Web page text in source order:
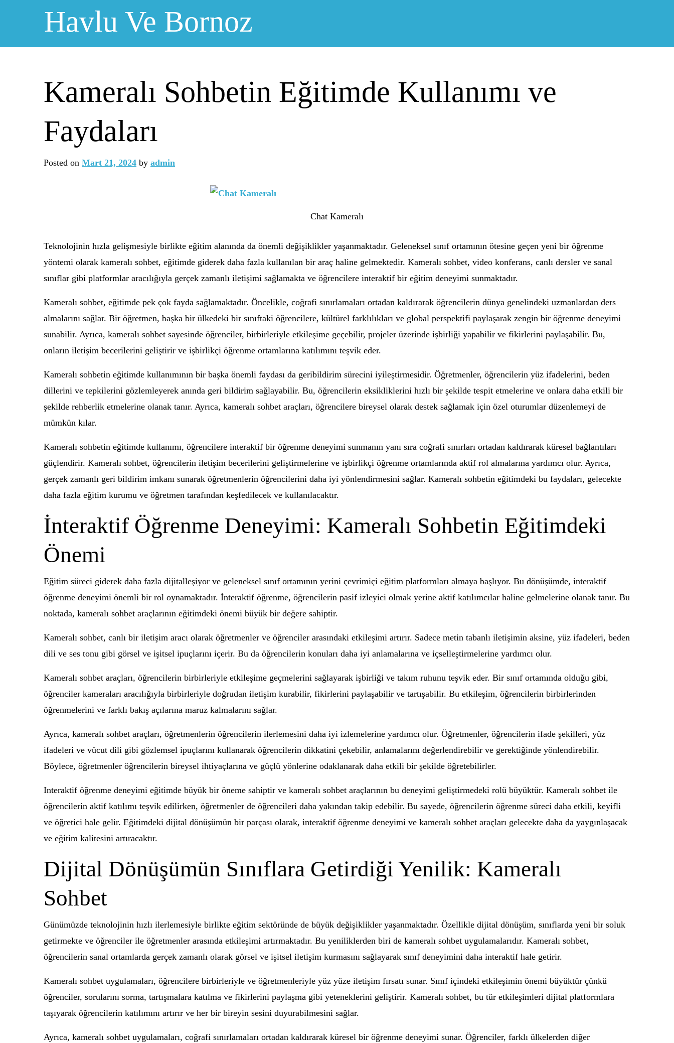
Havlu Ve Bornoz
Kameralı Sohbetin Eğitimde Kullanımı ve
Faydaları
Posted on Mart 21, 2024 by admin
Chat Kameralı
Teknolojinin hızla gelişmesiyle birlikte eğitim alanında da önemli değişiklikler yaşanmaktadır. Geleneksel sınıf ortamının ötesine geçen yeni bir öğrenme
yöntemi olarak kameralı sohbet, eğitimde giderek daha fazla kullanılan bir araç haline gelmektedir. Kameralı sohbet, video konferans, canlı dersler ve sanal
sınıflar gibi platformlar aracılığıyla gerçek zamanlı iletişimi sağlamakta ve öğrencilere interaktif bir eğitim deneyimi sunmaktadır.
Kameralı sohbet, eğitimde pek çok fayda sağlamaktadır. Öncelikle, coğrafi sınırlamaları ortadan kaldırarak öğrencilerin dünya genelindeki uzmanlardan ders
almalarını sağlar. Bir öğretmen, başka bir ülkedeki bir sınıftaki öğrencilere, kültürel farklılıkları ve global perspektifi paylaşarak zengin bir öğrenme deneyimi
sunabilir. Ayrıca, kameralı sohbet sayesinde öğrenciler, birbirleriyle etkileşime geçebilir, projeler üzerinde işbirliği yapabilir ve fikirlerini paylaşabilir. Bu,
onların iletişim becerilerini geliştirir ve işbirlikçi öğrenme ortamlarına katılımını teşvik eder.
Kameralı sohbetin eğitimde kullanımının bir başka önemli faydası da geribildirim sürecini iyileştirmesidir. Öğretmenler, öğrencilerin yüz ifadelerini, beden
dillerini ve tepkilerini gözlemleyerek anında geri bildirim sağlayabilir. Bu, öğrencilerin eksikliklerini hızlı bir şekilde tespit etmelerine ve onlara daha etkili bir
şekilde rehberlik etmelerine olanak tanır. Ayrıca, kameralı sohbet araçları, öğrencilere bireysel olarak destek sağlamak için özel oturumlar düzenlemeyi de
mümkün kılar.
Kameralı sohbetin eğitimde kullanımı, öğrencilere interaktif bir öğrenme deneyimi sunmanın yanı sıra coğrafi sınırları ortadan kaldırarak küresel bağlantıları
güçlendirir. Kameralı sohbet, öğrencilerin iletişim becerilerini geliştirmelerine ve işbirlikçi öğrenme ortamlarında aktif rol almalarına yardımcı olur. Ayrıca,
gerçek zamanlı geri bildirim imkanı sunarak öğretmenlerin öğrencilerini daha iyi yönlendirmesini sağlar. Kameralı sohbetin eğitimdeki bu faydaları, gelecekte
daha fazla eğitim kurumu ve öğretmen tarafından keşfedilecek ve kullanılacaktır.
İnteraktif Öğrenme Deneyimi: Kameralı Sohbetin Eğitimdeki
Önemi
Eğitim süreci giderek daha fazla dijitalleşiyor ve geleneksel sınıf ortamının yerini çevrimiçi eğitim platformları almaya başlıyor. Bu dönüşümde, interaktif
öğrenme deneyimi önemli bir rol oynamaktadır. İnteraktif öğrenme, öğrencilerin pasif izleyici olmak yerine aktif katılımcılar haline gelmelerine olanak tanır. Bu
noktada, kameralı sohbet araçlarının eğitimdeki önemi büyük bir değere sahiptir.
Kameralı sohbet, canlı bir iletişim aracı olarak öğretmenler ve öğrenciler arasındaki etkileşimi artırır. Sadece metin tabanlı iletişimin aksine, yüz ifadeleri, beden
dili ve ses tonu gibi görsel ve işitsel ipuçlarını içerir. Bu da öğrencilerin konuları daha iyi anlamalarına ve içselleştirmelerine yardımcı olur.
Kameralı sohbet araçları, öğrencilerin birbirleriyle etkileşime geçmelerini sağlayarak işbirliği ve takım ruhunu teşvik eder. Bir sınıf ortamında olduğu gibi,
öğrenciler kameraları aracılığıyla birbirleriyle doğrudan iletişim kurabilir, fikirlerini paylaşabilir ve tartışabilir. Bu etkileşim, öğrencilerin birbirlerinden
öğrenmelerini ve farklı bakış açılarına maruz kalmalarını sağlar.
Ayrıca, kameralı sohbet araçları, öğretmenlerin öğrencilerin ilerlemesini daha iyi izlemelerine yardımcı olur. Öğretmenler, öğrencilerin ifade şekilleri, yüz
ifadeleri ve vücut dili gibi gözlemsel ipuçlarını kullanarak öğrencilerin dikkatini çekebilir, anlamalarını değerlendirebilir ve gerektiğinde yönlendirebilir.
Böylece, öğretmenler öğrencilerin bireysel ihtiyaçlarına ve güçlü yönlerine odaklanarak daha etkili bir şekilde öğretebilirler.
Interaktif öğrenme deneyimi eğitimde büyük bir öneme sahiptir ve kameralı sohbet araçlarının bu deneyimi geliştirmedeki rolü büyüktür. Kameralı sohbet ile
öğrencilerin aktif katılımı teşvik edilirken, öğretmenler de öğrencileri daha yakından takip edebilir. Bu sayede, öğrencilerin öğrenme süreci daha etkili, keyifli
ve öğretici hale gelir. Eğitimdeki dijital dönüşümün bir parçası olarak, interaktif öğrenme deneyimi ve kameralı sohbet araçları gelecekte daha da yaygınlaşacak
ve eğitim kalitesini artıracaktır.
Dijital Dönüşümün Sınıflara Getirdiği Yenilik: Kameralı
Sohbet
Günümüzde teknolojinin hızlı ilerlemesiyle birlikte eğitim sektöründe de büyük değişiklikler yaşanmaktadır. Özellikle dijital dönüşüm, sınıflarda yeni bir soluk
getirmekte ve öğrenciler ile öğretmenler arasında etkileşimi artırmaktadır. Bu yeniliklerden biri de kameralı sohbet uygulamalarıdır. Kameralı sohbet,
öğrencilerin sanal ortamlarda gerçek zamanlı olarak görsel ve işitsel iletişim kurmasını sağlayarak sınıf deneyimini daha interaktif hale getirir.
Kameralı sohbet uygulamaları, öğrencilere birbirleriyle ve öğretmenleriyle yüz yüze iletişim fırsatı sunar. Sınıf içindeki etkileşimin önemi büyüktür çünkü
öğrenciler, sorularını sorma, tartışmalara katılma ve fikirlerini paylaşma gibi yeteneklerini geliştirir. Kameralı sohbet, bu tür etkileşimleri dijital platformlara
taşıyarak öğrencilerin katılımını artırır ve her bir bireyin sesini duyurabilmesini sağlar.
Ayrıca, kameralı sohbet uygulamaları, coğrafi sınırlamaları ortadan kaldırarak küresel bir öğrenme deneyimi sunar. Öğrenciler, farklı ülkelerden diğer